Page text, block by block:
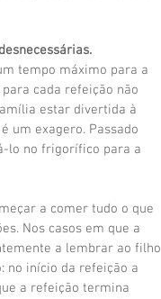
tempo máximo para a
cada refeição não
estar divertida à
um exagero. Passado
lo no frigorífico para a
a comer tudo o que
Nos casos em que a
a lembrar ao filho
no início da refeição a
a refeição termina